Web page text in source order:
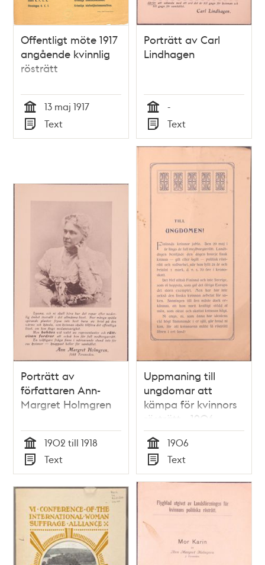
Offentligt möte 1917
angående kvinnlig
rösträtt
Tid
13 maj 1917
Typ
Text
Porträtt av Carl
Lindhagen
Tid
-
Typ
Text
Porträtt av
författaren Ann-
Margret Holmgren
Tid
1902 till 1918
Typ
Text
Uppmaning till
ungdomar att
kämpa för kvinnors
rösträtt - 1906
Tid
1906
Typ
Text